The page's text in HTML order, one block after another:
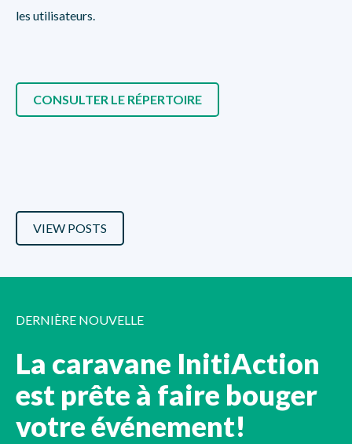
les utilisateurs.
CONSULTER LE RÉPERTOIRE
VIEW POSTS
DERNIÈRE NOUVELLE
La caravane InitiAction
est prête à faire bouger
votre événement!